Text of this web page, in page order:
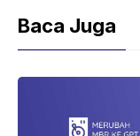
Baca Juga